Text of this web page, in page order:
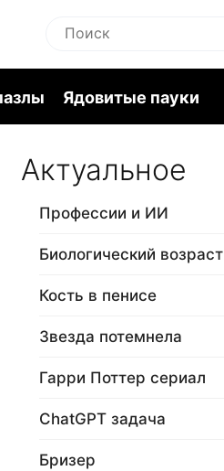
Ядовитые пауки
Актуальное
Профессии и ИИ
Биологический возраст
Кость в пенисе
Звезда потемнела
Гарри Поттер сериал
ChatGPT задача
Бризер